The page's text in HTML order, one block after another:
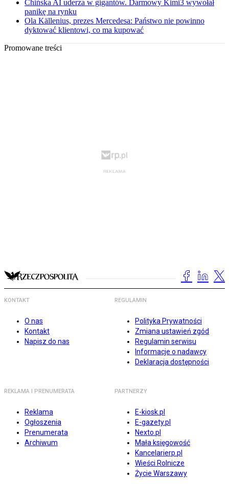
Chińska AI uderza w gigantów. Darmowy Kimi3 wywołał
panikę na rynku
Ola Källenius, prezes Mercedesa: Państwo nie powinno
dyktować klientowi, co ma kupować
Promowane treści
KONTAKT
O nas
Kontakt
Napisz do nas
REGULAMIN
Polityka Prywatności
Zmiana ustawień zgód
Regulamin serwisu
Informacje o nadawcy
Deklaracja dostępności
REKLAMA I PRENUMERATA
Reklama
Ogłoszenia
Prenumerata
Archiwum
PARTNERZY
E-kiosk.pl
E-gazety.pl
Nexto.pl
Mała księgowość
Kancelarierp.pl
Wieści Rolnicze
Życie Warszawy